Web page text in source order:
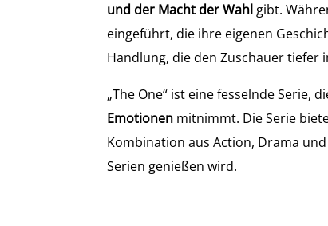
und der Macht der Wahlgibt.
eingeführt, die ihre eigenen
Handlung, die den Zuschauer tiefer
„The One“ ist eine fesselnde Serie,
Emotionen mitnimmt. Die Serie
Kombination aus Action, Drama
Serien genießen wird.